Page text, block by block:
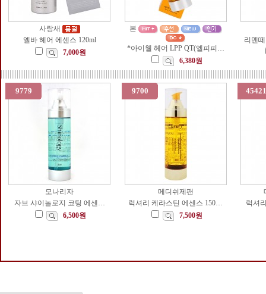
사랑새
엘바 헤어 에센스 120ml
7,000원
본
*아이웰 헤어 LPP QT(엘피피…
6,380원
리멘
9779
모나리자
자브 샤이놀로지 코팅 에센…
6,500원
9700
메디쉬제팬
럭셔리 케라스틴 에센스 150…
7,500원
45421
럭셔